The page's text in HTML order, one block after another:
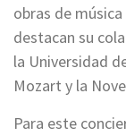
obras de
destacan su
la Universidad
Mozart y la
Para este